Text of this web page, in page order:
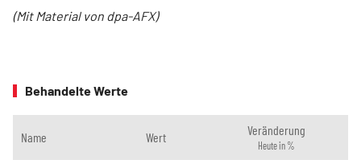
(Mit Material von dpa-AFX)
Behandelte Werte
Name Wert Veränderung
Heute in %